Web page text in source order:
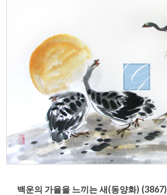
백운의 가을을 느끼는 새(동양화) (3867)